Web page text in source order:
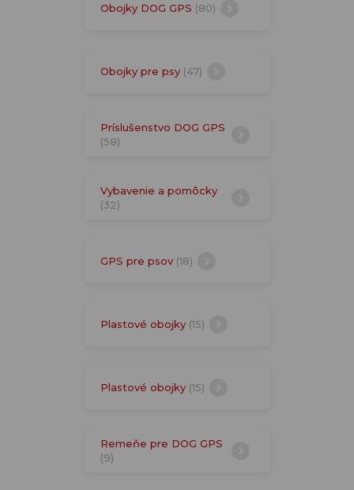
Obojky DOG GPS (80)
Obojky pre psy (47)
Príslušenstvo DOG GPS
(58)
Vybavenie a pomôcky
(32)
GPS pre psov (18)
Plastové obojky (15)
Plastové obojky (15)
Remeňe pre DOG GPS
(9)